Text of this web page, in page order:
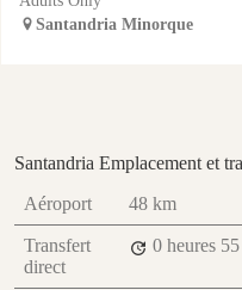
Santandria Minorque
Santandria Emplacement et
Aéroport
48 km
Transfert
direct
0 heures